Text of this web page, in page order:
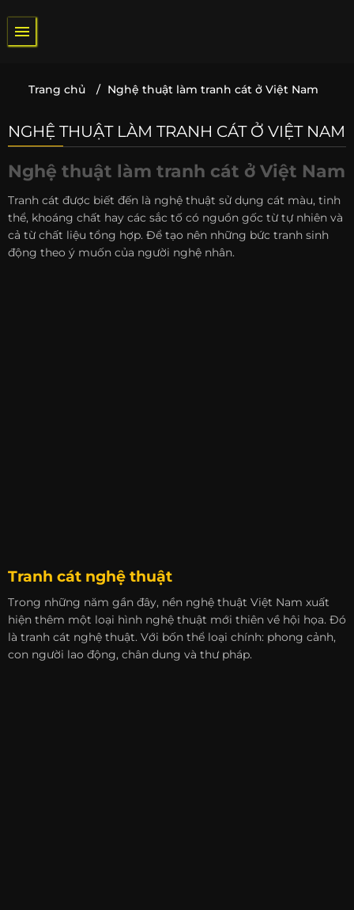
qua
nội
Trang chủ / Nghệ thuật làm tranh cát ở Việt Nam
NGHỆ THUẬT LÀM TRANH CÁT Ở VIỆT NAM
Nghệ thuật làm tranh cát ở Việt Nam
Tranh cát được biết đến là nghệ thuật sử dụng cát màu, tinh
thể, khoáng chất hay các sắc tố có nguồn gốc từ tự nhiên và
cả từ chất liệu tổng hợp. Để tạo nên những bức tranh sinh
động theo ý muốn của người nghệ nhân.
Tranh cát nghệ thuật
Trong những năm gần đây, nền nghệ thuật Việt Nam xuất
hiện thêm một loại hình nghệ thuật mới thiên về hội họa. Đó
là tranh cát nghệ thuật. Với bốn thể loại chính: phong cảnh,
con người lao động, chân dung và thư pháp.